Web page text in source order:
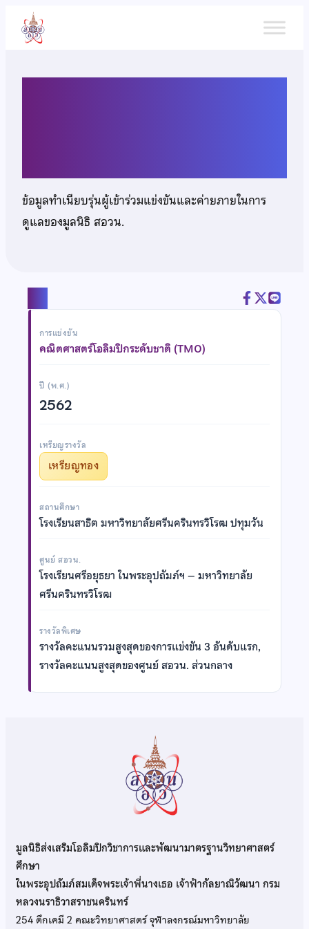
เนื้อหา
ข้อมูลทำเนียบรุ่นผู้เข้าร่วมแข่งขันและค่ายภายในการ
ดูแลของมูลนิธิ สอวน.
การแข่งขัน
คณิตศาสตร์โอลิมปิกระดับชาติ (TMO)
ปี (พ.ศ.)
2562
เหรียญรางวัล
เหรียญทอง
สถานศึกษา
โรงเรียนสาธิต มหาวิทยาลัยศรีนครินทรวิโรฒ ปทุมวัน
ศูนย์ สอวน.
โรงเรียนศรีอยุธยา ในพระอุปถัมภ์ฯ – มหาวิทยาลัย
ศรีนครินทรวิโรฒ
รางวัลพิเศษ
รางวัลคะแนนรวมสูงสุดของการแข่งขัน 3 อันดับแรก,
รางวัลคะแนนสูงสุดของศูนย์ สอวน. ส่วนกลาง
มูลนิธิส่งเสริมโอลิมปิกวิชาการและพัฒนามาตรฐานวิทยาศาสตร์
ศึกษา
ในพระอุปถัมภ์สมเด็จพระเจ้าพี่นางเธอ เจ้าฟ้ากัลยาณิวัฒนา กรม
หลวงนราธิวาสราชนครินทร์
254 ตึกเคมี 2 คณะวิทยาศาสตร์ จุฬาลงกรณ์มหาวิทยาลัย